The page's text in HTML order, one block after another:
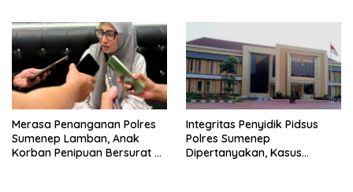
Merasa Penanganan Polres
Sumenep Lamban, Anak
Korban Penipuan Bersurat ke
Integritas Penyidik Pidsus
Polres Sumenep
Dipertanyakan, Kasus